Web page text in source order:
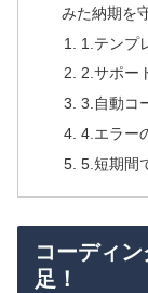
みた納期を
1.テンプ
2.サポー
3.自動コ
4.エラー
5.短期間
コーディ
足！